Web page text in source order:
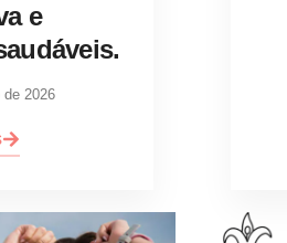
e
de 2026